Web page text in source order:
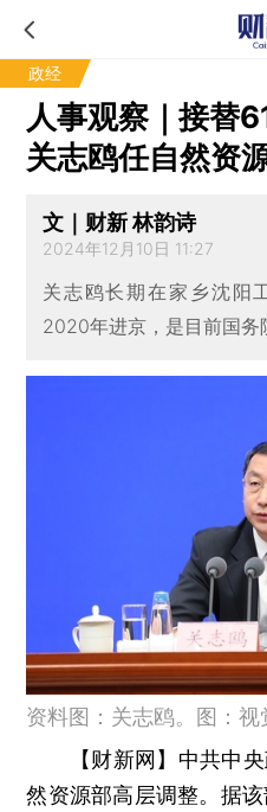
政经
人事观察｜接替
关志鸥任自然资
文｜财新 林韵诗
2024年12月10日 11:27
关志鸥长期在家乡沈阳
2020年进京，是目前国务
资料图：关志鸥。图：视
【财新网】 中共中
然资源部高层调整。据